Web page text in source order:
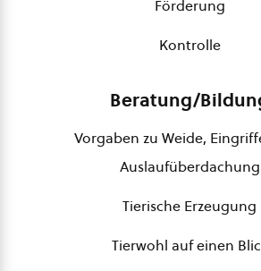
Förderung
Kontrolle
Beratung/
Vorgaben zu Weide,
Auslaufüberdachung
Tierische Erzeugung
Tierwohl auf einen